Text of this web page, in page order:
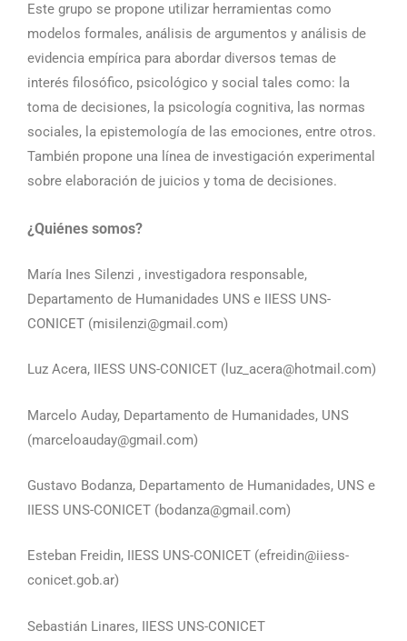
Este grupo se propone utilizar herramientas como
modelos formales, análisis de argumentos y análisis de
evidencia empírica para abordar diversos temas de
interés filosófico, psicológico y social tales como: la
toma de decisiones, la psicología cognitiva, las normas
sociales, la epistemología de las emociones, entre otros.
También propone una línea de investigación experimental
sobre elaboración de juicios y toma de decisiones.
¿Quiénes somos?
María Ines Silenzi , investigadora responsable,
Departamento de Humanidades UNS e IIESS UNS-
CONICET (misilenzi@gmail.com)
Luz Acera, IIESS UNS-CONICET (luz_acera@hotmail.com)
Marcelo Auday, Departamento de Humanidades, UNS
(marceloauday@gmail.com)
Gustavo Bodanza, Departamento de Humanidades, UNS e
IIESS UNS-CONICET (bodanza@gmail.com)
Esteban Freidin, IIESS UNS-CONICET (efreidin@iiess-
conicet.gob.ar)
Sebastián Linares, IIESS UNS-CONICET